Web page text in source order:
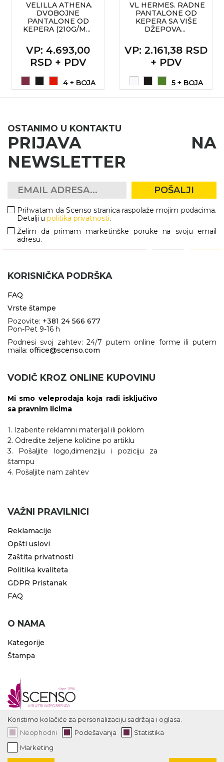
VELILLA ATHENA.
DVOBOJNE
PANTALONE OD
KEPERA (210G/M...
VP: 4.693,00
RSD + PDV
4 + BOJA
VL HERMES. RADNE
PANTALONE OD
KEPERA SA VIŠE
DŽEPOVA...
VP: 2.161,38 RSD
+ PDV
5 + BOJA
OSTANIMO U KONTAKTU
PRIJAVA NA
NEWSLETTER
POŠALJI
Prihvatam da Scenso stranica raspolaže mojim podacima.
Detalji upolitika privatnosti.
Želim da primam marketinške poruke na svoju email
adresu.
KORISNIČKA PODRŠKA
FAQ
Vrste štampe
Pozovite: +381 24 566 677
Pon-Pet 9-16 h
Podnesi svoj zahtev: 24/7 putem online forme ili putem
maila: office@scenso.com
VODIČ KROZ ONLINE KUPOVINU
Mi smo veleprodaja koja radi isključivo
sa pravnim licima
1. Izaberite reklamni materijal ili poklom
2. Odredite željene količine po artiklu
3. Pošaljite logo,dimenziju i poziciju za
štampu
4. Pošaljite nam zahtev
VAŽNI PRAVILNICI
Reklamacije
Opšti uslovi
Zaštita privatnosti
Politika kvaliteta
GDPR Pristanak
FAQ
O NAMA
Kategorije
Štampa
Koristimo kolačiće za personalizaciju sadržaja i oglasa.
Neophodni
Podešavanja
Statistika
Marketing